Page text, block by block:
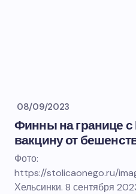
08/09/2023
Финны на границе
вакцину от
Фото:
https://stolicaonego.ru/
Хельсинки. 8 сентября